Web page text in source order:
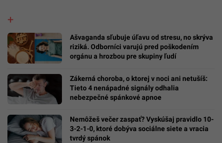
Ašvaganda sľubuje úľavu od stresu, no skrýva
riziká. Odborníci varujú pred poškodením
orgánu a hrozbou pre skupiny ľudí
Zákerná choroba, o ktorej v noci ani netušíš:
Tieto 4 nenápadné signály odhalia
nebezpečné spánkové apnoe
Nemôžeš večer zaspať? Vyskúšaj pravidlo 10-
3-2-1-0, ktoré dobýva sociálne siete a vracia
tvrdý spánok